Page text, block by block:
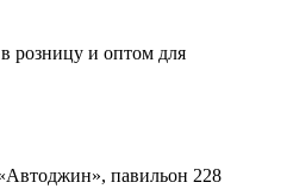
розницу и оптом для
павильон 228